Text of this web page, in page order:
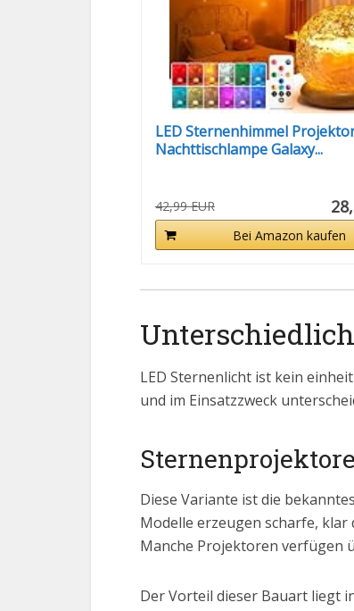
LED Sternenhimmel
Nachttischlampe Galaxy...
42,99 EUR
Bei Amazon kaufen
LED Sternenlicht ist kein
und im Einsatzzweck
Diese Variante ist die
Modelle erzeugen scharfe,
Manche Projektoren verfügen
Der Vorteil dieser Bauart liegt